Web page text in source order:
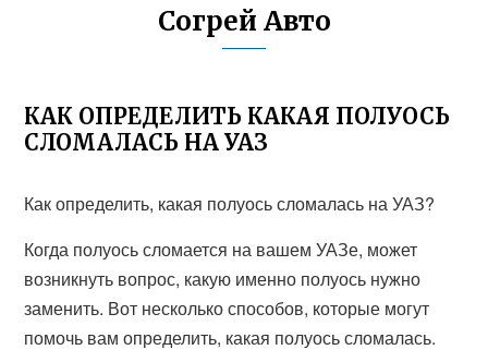
Согрей Авто
КАК ОПРЕДЕЛИТЬ КАКАЯ ПОЛУОСЬ
СЛОМАЛАСЬ НА УАЗ
Как определить, какая полуось сломалась на УАЗ?
Когда полуось сломается на вашем УАЗе, может
возникнуть вопрос, какую именно полуось нужно
заменить. Вот несколько способов, которые могут
помочь вам определить, какая полуось сломалась.